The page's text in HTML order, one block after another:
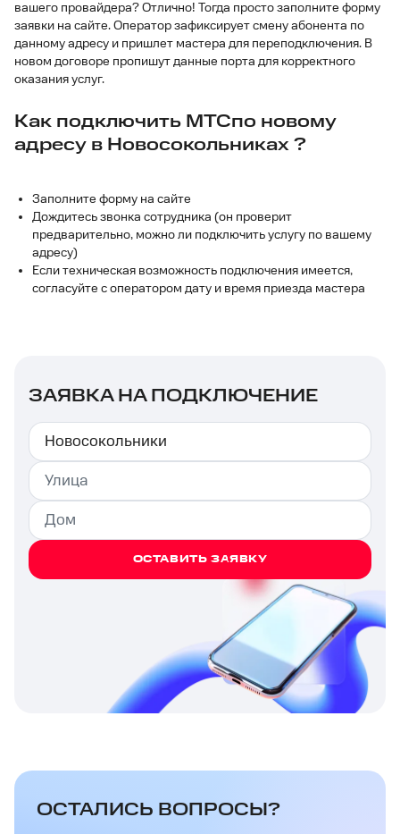
вашего провайдера? Отлично! Тогда просто заполните форму
заявки на сайте. Оператор зафиксирует смену абонента по
данному адресу и пришлет мастера для переподключения. В
новом договоре пропишут данные порта для корректного
оказания услуг.
Как подключить МТСпо новому
адресу в Новосокольниках ?
Заполните форму на сайте
Дождитесь звонка сотрудника (он проверит
предварительно, можно ли подключить услугу по вашему
адресу)
Если техническая возможность подключения имеется,
согласуйте с оператором дату и время приезда мастера
ЗАЯВКА НА ПОДКЛЮЧЕНИЕ
ОСТАВИТЬ ЗАЯВКУ
ОСТАЛИСЬ ВОПРОСЫ?